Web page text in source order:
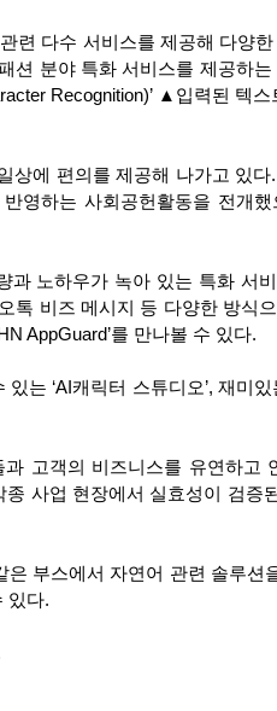
다수 서비스를 제공해 다양
분야 특화 서비스를 제공하
Recognition)’ ▲입력된 텍
에 편의를 제공해 나가고 있
영하는 사회공헌활동을 전개
노하우가 녹아 있는 특화 서
비즈 메시지 등 다양한 방식
AppGuard’를 만나볼 수 있다.
는 ‘AI캐릭터 스튜디오’, 재미
고객의 비즈니스를 유연하
사업 현장에서 실효성이 검
부스에서 자연어 관련 솔루션
있다.